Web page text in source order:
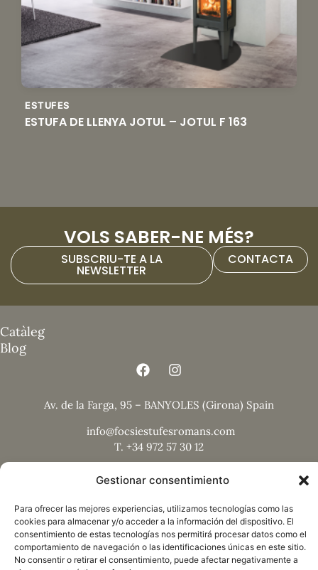
Gestionar consentimiento
Para ofrecer las mejores experiencias, utilizamos tecnologías como las
cookies para almacenar y/o acceder a la información del dispositivo. El
consentimiento de estas tecnologías nos permitirá procesar datos como el
comportamiento de navegación o las identificaciones únicas en este sitio.
No consentir o retirar el consentimiento, puede afectar negativamente a
ESTUFES
ESTUFA DE LLENYA JOTUL – JOTUL F 163
VOLS SABER-NE MÉS?
SUBSCRIU-TE A LA
NEWSLETTER
CONTACTA
Av. de la Farga, 95 – BANYOLES (Girona) Spain
info@focsiestufesromans.com
T. +34 972 57 30 12
Catàleg
Blog
Nota legal
Política de privacitat